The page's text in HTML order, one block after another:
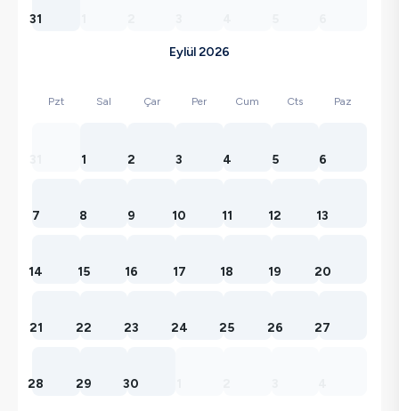
31
Eylül 2026
Pzt Sal Çar Per Cum Cts Paz
1 2 3 4 5 6
7 8 9 10 11 12 13
14 15 16 17 18 19 20
21 22 23 24 25 26 27
28 29 30